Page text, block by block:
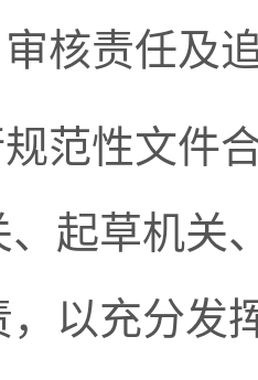
审核责任及
范性文件
、起草机关
，以充分发